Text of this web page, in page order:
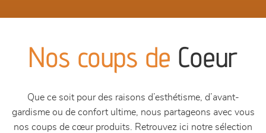
Nos coups de Coeur
Que ce soit pour des raisons d’esthétisme, d’avant-
gardisme ou de confort ultime, nous partageons avec vous
nos coups de cœur produits. Retrouvez ici notre sélection